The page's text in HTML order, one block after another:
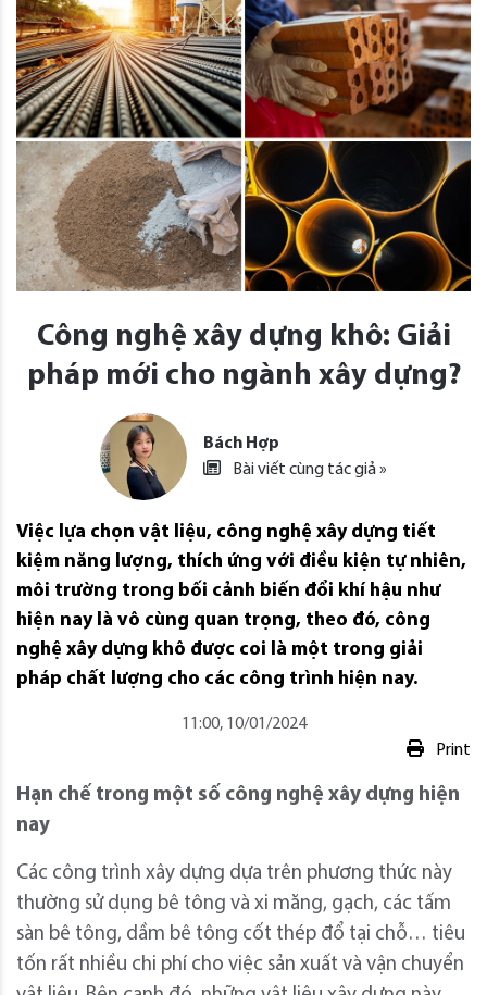
Công nghệ xây dựng khô: Giải
pháp mới cho ngành xây dựng?
Bách Hợp
Bài viết cùng tác giả »
Việc lựa chọn vật liệu, công nghệ xây dựng tiết
kiệm năng lượng, thích ứng với điều kiện tự nhiên,
môi trường trong bối cảnh biến đổi khí hậu như
hiện nay là vô cùng quan trọng, theo đó, công
nghệ xây dựng khô được coi là một trong giải
pháp chất lượng cho các công trình hiện nay.
11:00, 10/01/2024
Print
Hạn chế trong một số công nghệ xây dựng hiện
nay
Các công trình xây dựng dựa trên phương thức này
thường sử dụng bê tông và xi măng, gạch, các tấm
sàn bê tông, dầm bê tông cốt thép đổ tại chỗ… tiêu
tốn rất nhiều chi phí cho việc sản xuất và vận chuyển